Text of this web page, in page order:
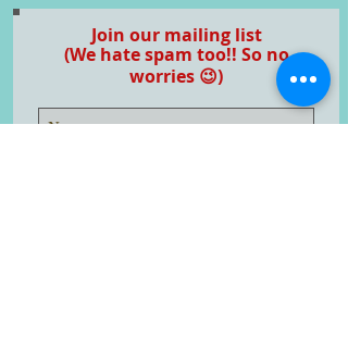
Join our mailing list
(We hate spam too!! So no
worries 😉)